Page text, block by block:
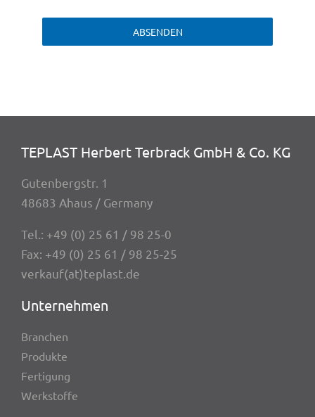
ABSENDEN
TEPLAST Herbert Terbrack GmbH & Co. KG
Guten­berg­str. 1
48683 Ahaus / Germany
Tel.: +49 (0) 25 61 / 98 25-0
Fax: +49 (0) 25 61 / 98 25-25
verkauf(at)teplast.de
Unter­neh­men
Bran­chen
Produkte
Ferti­gung
Werk­stoffe